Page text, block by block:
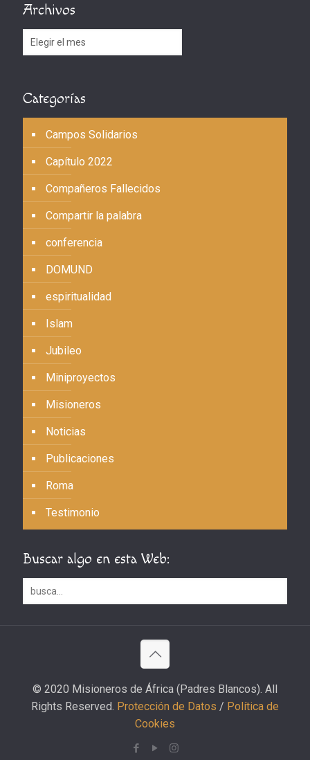
Archivos
Archivos
Categorías
Campos Solidarios
Capítulo 2022
Compañeros Fallecidos
Compartir la palabra
conferencia
DOMUND
espiritualidad
Islam
Jubileo
Miniproyectos
Misioneros
Noticias
Publicaciones
Roma
Testimonio
Buscar algo en esta Web:
© 2020 Misioneros de África (Padres Blancos). All
Rights Reserved. Protección de Datos / Política de
Cookies